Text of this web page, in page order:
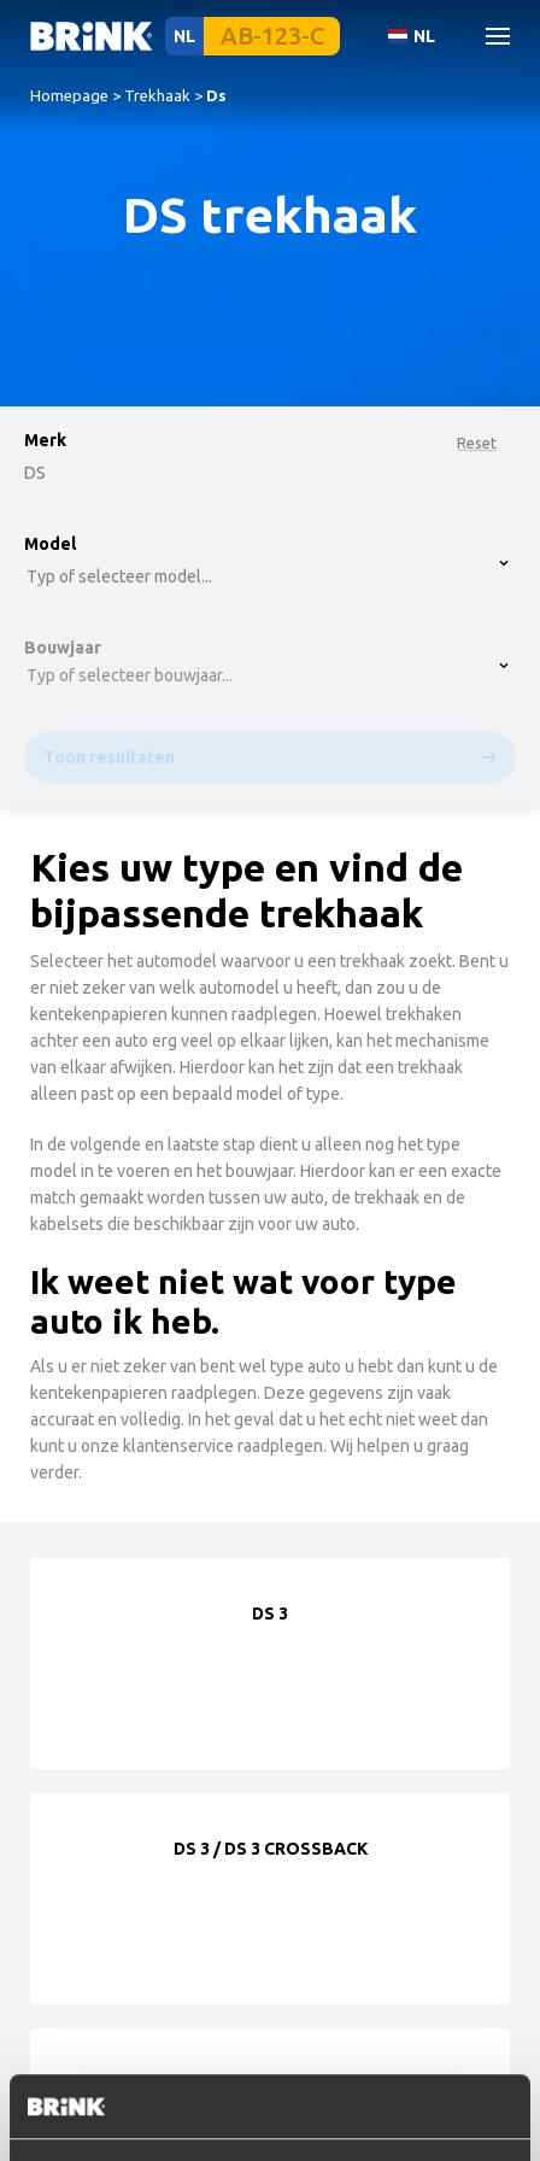
NL NL
Homepage > Trekhaak > Ds
DS trekhaak
Reset
Merk
DS
option , selected.
Model
Typ of selecteer model...
Bouwjaar
Typ of selecteer bouwjaar...
Toon resultaten
Kies uw type en vind de
bijpassende trekhaak
Selecteer het automodel waarvoor u een trekhaak zoekt. Bent u
er niet zeker van welk automodel u heeft, dan zou u de
kentekenpapieren kunnen raadplegen. Hoewel trekhaken
achter een auto erg veel op elkaar lijken, kan het mechanisme
van elkaar afwijken. Hierdoor kan het zijn dat een trekhaak
alleen past op een bepaald model of type.
In de volgende en laatste stap dient u alleen nog het type
model in te voeren en het bouwjaar. Hierdoor kan er een exacte
match gemaakt worden tussen uw auto, de trekhaak en de
kabelsets die beschikbaar zijn voor uw auto.
Ik weet niet wat voor type
auto ik heb.
Als u er niet zeker van bent wel type auto u hebt dan kunt u de
kentekenpapieren raadplegen. Deze gegevens zijn vaak
accuraat en volledig. In het geval dat u het echt niet weet dan
kunt u onze klantenservice raadplegen. Wij helpen u graag
verder.
DS 3
DS 3 / DS 3 CROSSBACK